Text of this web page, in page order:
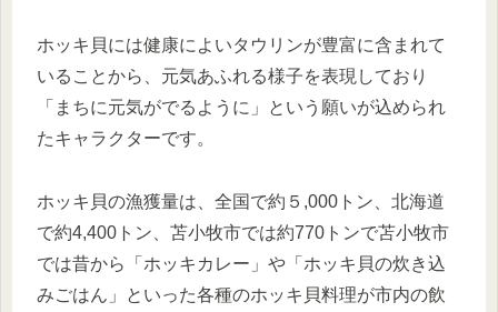
ホッキ貝には健康によいタウリンが豊富に含まれて
いることから、元気あふれる様子を表現しており
「まちに元気がでるように」という願いが込められ
たキャラクターです。
ホッキ貝の漁獲量は、全国で約５,000トン、北海道
で約4,400トン、苫小牧市では約770トンで苫小牧市
では昔から「ホッキカレー」や「ホッキ貝の炊き込
みごはん」といった各種のホッキ貝料理が市内の飲